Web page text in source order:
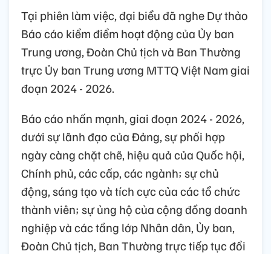
Tại phiên làm việc, đại biểu đã nghe Dự thảo
Báo cáo kiểm điểm hoạt động của Ủy ban
Trung ương, Đoàn Chủ tịch và Ban Thường
trực Ủy ban Trung ương MTTQ Việt Nam giai
đoạn 2024 - 2026.
Báo cáo nhấn mạnh, giai đoạn 2024 - 2026,
dưới sự lãnh đạo của Đảng, sự phối hợp
ngày càng chặt chẽ, hiệu quả của Quốc hội,
Chính phủ, các cấp, các ngành; sự chủ
động, sáng tạo và tích cực của các tổ chức
thành viên; sự ủng hộ của cộng đồng doanh
nghiệp và các tầng lớp Nhân dân, Ủy ban,
Đoàn Chủ tịch, Ban Thường trực tiếp tục đổi